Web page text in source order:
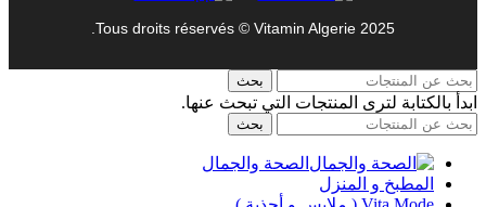
Tous droits réservés © Vitamin Algerie 2025.
بحث
ابدأ بالكتابة لترى المنتجات التي تبحث عنها.
بحث
الصحة والجمال
المطبخ و المنزل